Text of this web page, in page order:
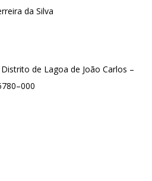
da Silva
de Lagoa de João Carlos –